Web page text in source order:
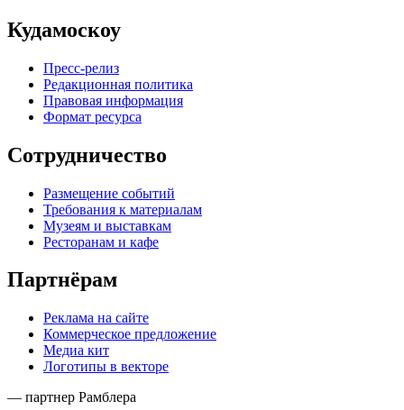
Кудамоскоу
Пресс-релиз
Редакционная политика
Правовая информация
Формат ресурса
Сотрудничество
Размещение событий
Требования к материалам
Музеям и выставкам
Ресторанам и кафе
Партнёрам
Реклама на сайте
Коммерческое предложение
Медиа кит
Логотипы в векторе
— партнер Рамблера